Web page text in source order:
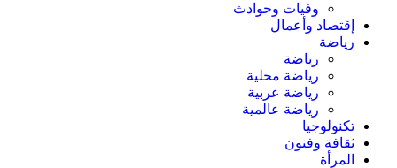
وفيات وحوادث
إقتصاد وأعمال
رياضة
رياضة
رياضة محلية
رياضة عربية
رياضة عالمية
تكنولوجيا
ثقافة وفنون
المرأة